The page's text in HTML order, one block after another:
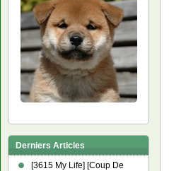
Derniers Articles
[3615 My Life] [Coup De